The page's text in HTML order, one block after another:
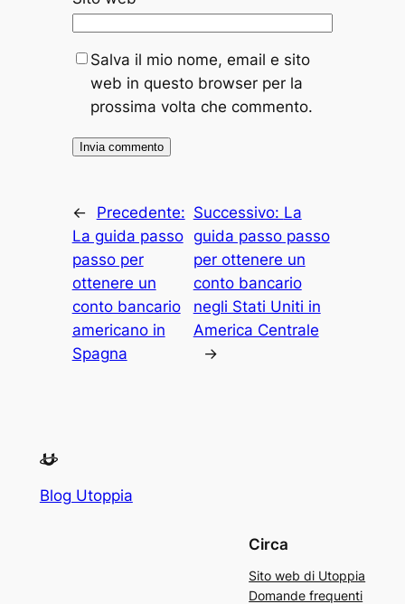
Salva il mio nome, email e sito
web in questo browser per la
prossima volta che commento.
←
Precedente:
La guida passo
passo per
ottenere un
conto bancario
americano in
Spagna
Successivo: La
guida passo passo
per ottenere un
conto bancario
negli Stati Uniti in
America Centrale
→
Blog Utoppia
Circa
Sito web di Utoppia
Domande frequenti